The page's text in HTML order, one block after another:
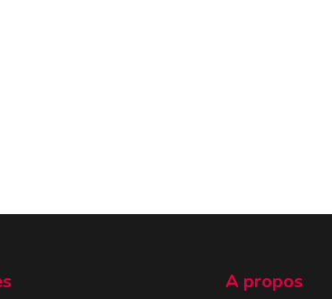
A propos